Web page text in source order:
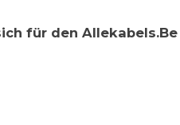
für den